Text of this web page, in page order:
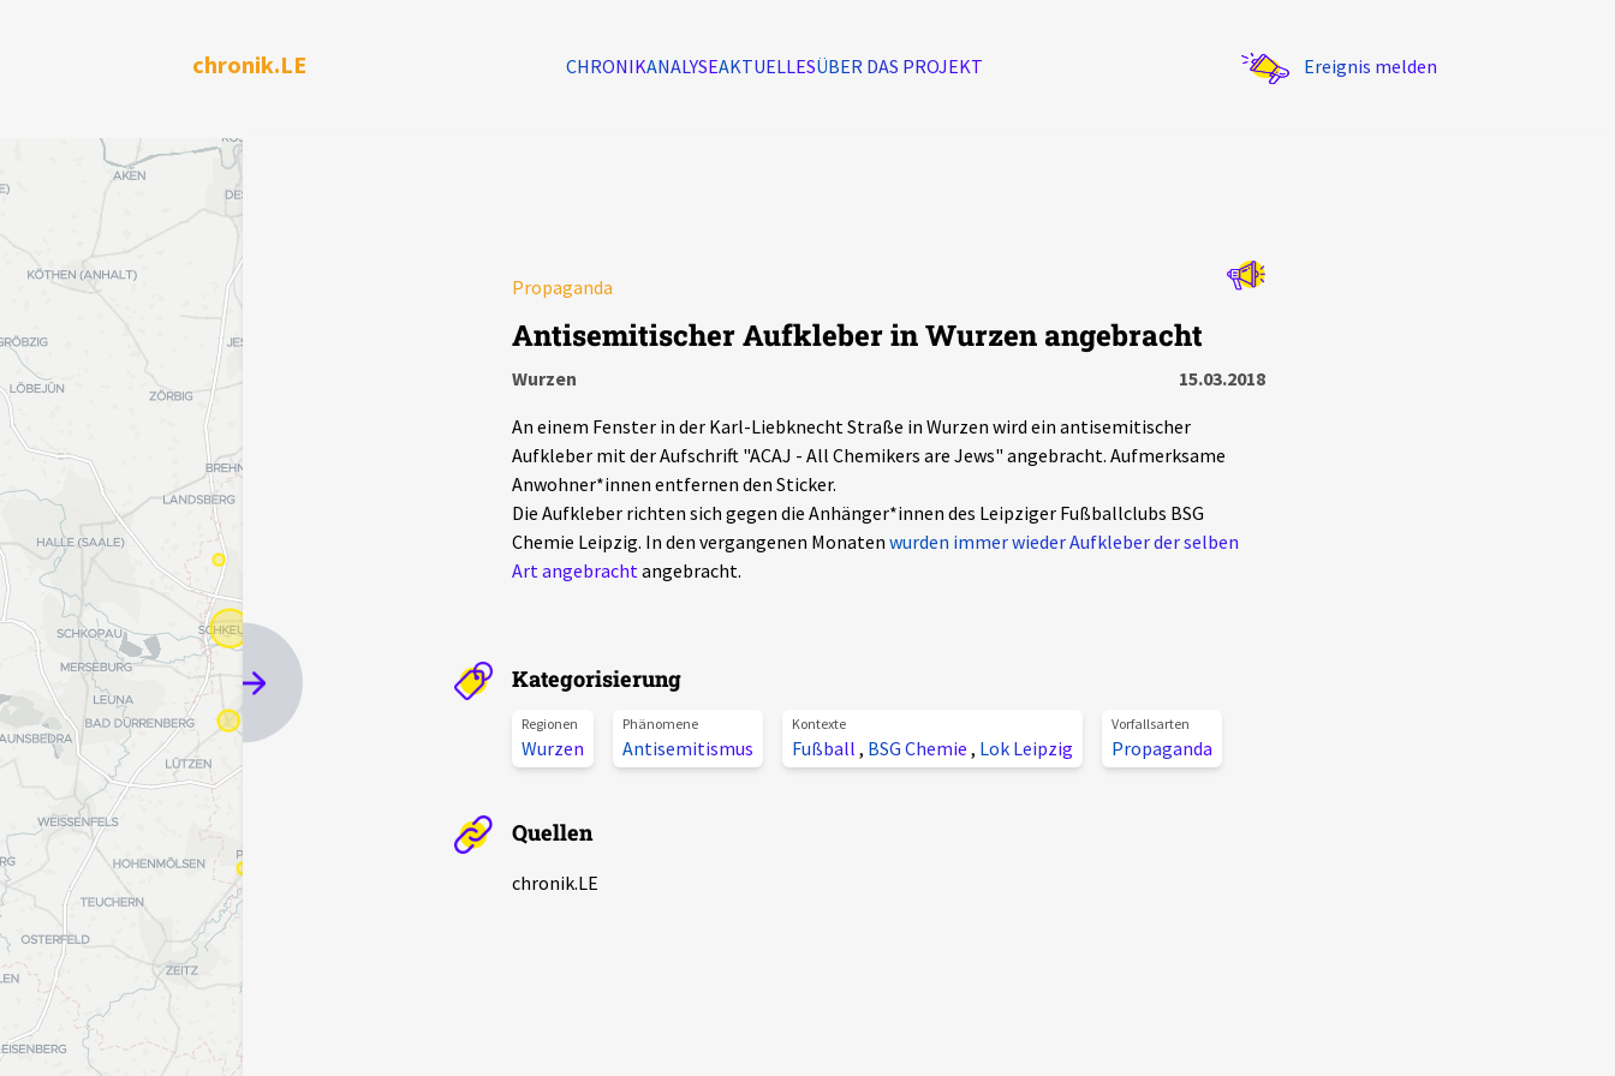
chronik.LE CHRONIKANALYSEAKTUELLESÜBER DAS PROJEKT Ereignis melden
Propaganda
Antisemitischer Aufkleber in Wurzen angebracht
Wurzen
15.03.2018
An einem Fenster in der Karl-Liebknecht Straße in Wurzen wird ein antisemitischer
Aufkleber mit der Aufschrift "ACAJ - All Chemikers are Jews" angebracht. Aufmerksame
Anwohner*innen entfernen den Sticker.
Die Aufkleber richten sich gegen die Anhänger*innen des Leipziger Fußballclubs BSG
Chemie Leipzig. In den vergangenen Monaten wurden immer wieder Aufkleber der selben
Art angebrachtangebracht.
Kategorisierung
Regionen
Wurzen
Phänomene
Antisemitismus
Kontexte
Fußball , BSG Chemie , Lok Leipzig
Vorfallsarten
Propaganda
Quellen
chronik.LE